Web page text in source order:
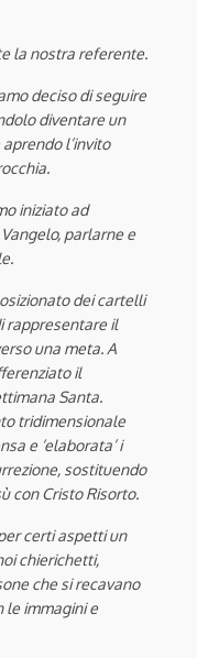
la nostra referente.
deciso di seguire
diventare un
l’invito
iniziato ad
parlarne e
dei cartelli
rappresentare il
una meta. A
il
Santa.
tridimensionale
e ‘elaborata’ i
sostituendo
con Cristo Risorto.
certi aspetti un
chierichetti,
che si recavano
le immagini e